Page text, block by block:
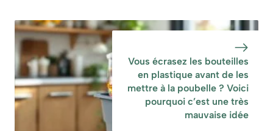
Vous écrasez les bouteilles
en plastique avant de les
mettre à la poubelle ? Voici
pourquoi c’est une très
mauvaise idée